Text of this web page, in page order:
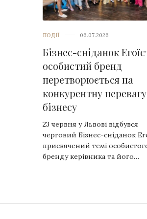
ПОДІЇ 06.07.2026
Бізнес-сніданок
особистий бренд
перетворюється на
конкурентну перевагу
бізнесу
23 червня у Львові відбувся
черговий Бізнес-сніданок
присвячений темі
бренду керівника та його…